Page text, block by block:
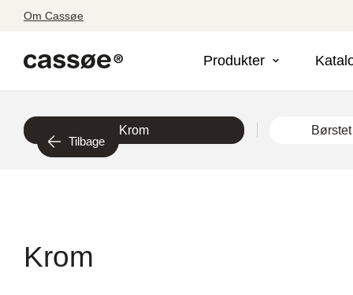
Om Cassøe
Produkter
Tilbage
Krom
Krom